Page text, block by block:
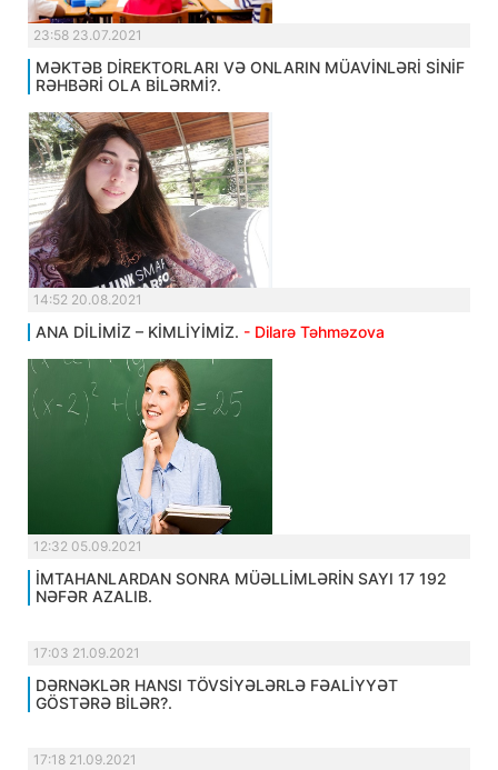
23:58 23.07.2021
MƏKTƏB DİREKTORLARI VƏ ONLARIN MÜAVİNLƏRİ SİNİF
RƏHBƏRİ OLA BİLƏRMİ?.
14:52 20.08.2021
ANA DİLİMİZ – KİMLİYİMİZ. - Dilarə Təhməzova
12:32 05.09.2021
İMTAHANLARDAN SONRA MÜƏLLİMLƏRİN SAYI 17 192
NƏFƏR AZALIB.
17:03 21.09.2021
DƏRNƏKLƏR HANSI TÖVSİYƏLƏRLƏ FƏALİYYƏT
GÖSTƏRƏ BİLƏR?.
17:18 21.09.2021